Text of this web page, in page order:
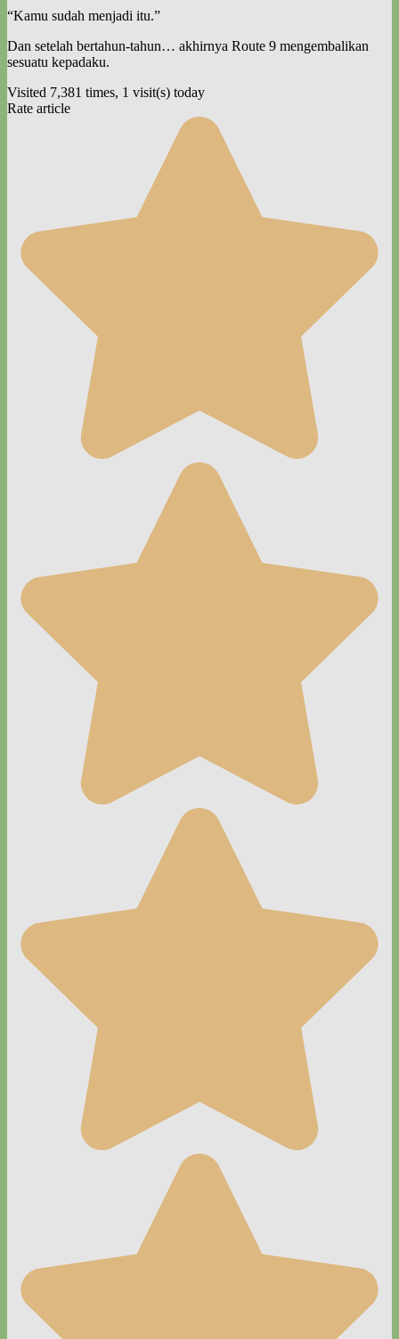
“Kamu sudah menjadi itu.”
Dan setelah bertahun-tahun… akhirnya Route 9 mengembalikan
sesuatu kepadaku.
Visited 7,381 times, 1 visit(s) today
Rate article